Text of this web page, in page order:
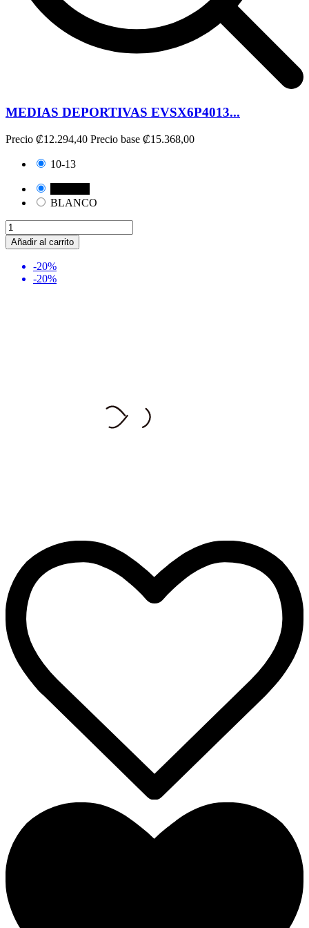
MEDIAS DEPORTIVAS EVSX6P4013...
Precio ₡12.294,40 Precio base ₡15.368,00
10-13
BLANCO
Añadir al carrito
-20%
-20%